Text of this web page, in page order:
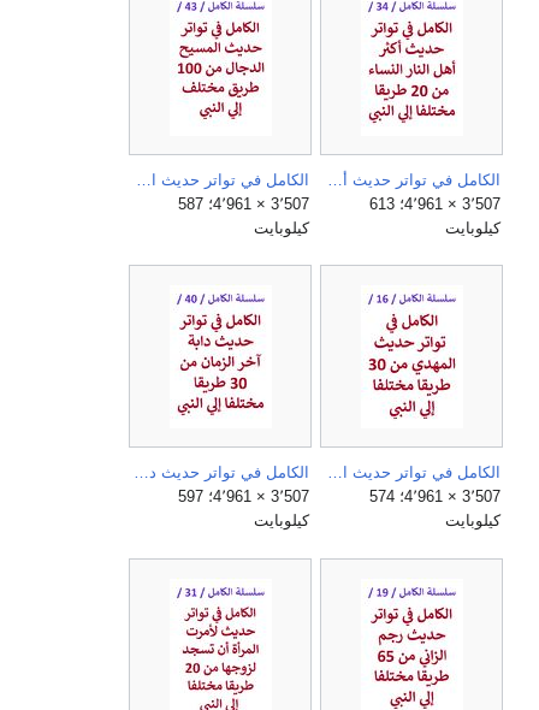
3٬507 × 4٬961؛ 613
كيلوبايت
3٬507 × 4٬961؛ 587
كيلوبايت
الكامل في تواتر حديث المهدي من 30 طريقا مختلفا الي النبي.jpg
3٬507 × 4٬961؛ 574
كيلوبايت
الكامل في تواتر حديث دابة ىخر الزمان من 30 طريقا مختلفا الي النبي.jpg
3٬507 × 4٬961؛ 597
كيلوبايت